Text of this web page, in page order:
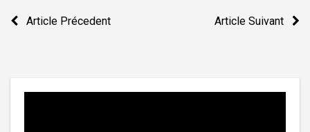
Navigation
Article Précedent Article Suivant